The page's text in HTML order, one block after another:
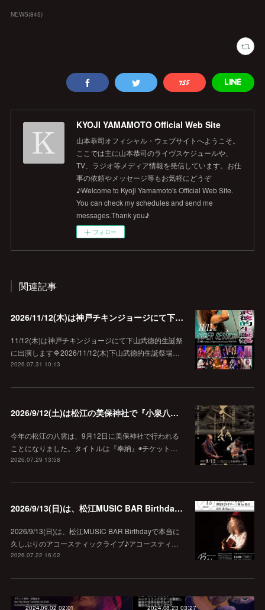
NEWS(845)
KYOJI YAMAMOTO Official Web Site
山本恭司オフィシャル・ウェブサイトへようこそ。
ここでは主に山本恭司のライヴスケジュールや、
TV、ラジオ等メディア情報を発信しています。お仕
事の依頼やメッセージ等もお気軽にどうぞ
♪Welcome to Kyoji Yamamoto's Official Web Site.
You can check my schedules and send me
messages.Thank you♪
フォロー
関連記事
2026/11/12(木)は神戸チキンジョージにて下山武徳的生誕祭に出演します♪
11/12(木)は神戸チキンジョージにて下山武徳的生誕祭
に出演します🔷2026/11/12(木)下山武徳的生誕祭場…
2026.07.31 10:13
2026/9/12(土)は松江の美保神社で『小泉八雲朗読のしらべ』
今年の松江の八雲は、9月12日に美保神社で行われる
ことになりました。タイトルは『奉納』◉チケット…
2026.07.29 13:58
2026/9/13(日)は、松江MUSIC BAR Birthdayでアコースティック弾き語り弾きまくりギター三昧♪
2026/9/13(日)は、松江MUSIC BAR Birthdayで本当に
久しぶりのアコースティックライブ♪アコースティ…
2026.07.22 16:02
2024.09.02 02:01 2024.08.23 03:27